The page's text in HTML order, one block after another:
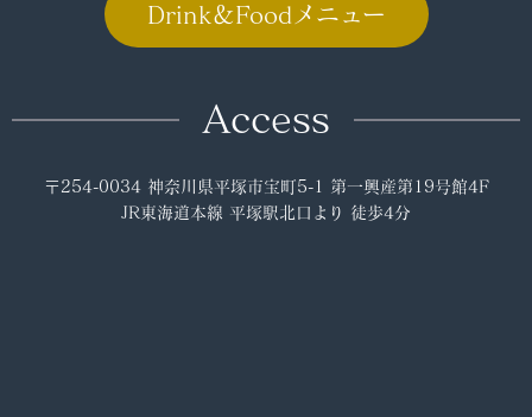
Drink＆Foodメニュー
Access
〒254-0034 神奈川県平塚市宝町5-1 第一興産第19号館4F
JR東海道本線 平塚駅北口より 徒歩4分